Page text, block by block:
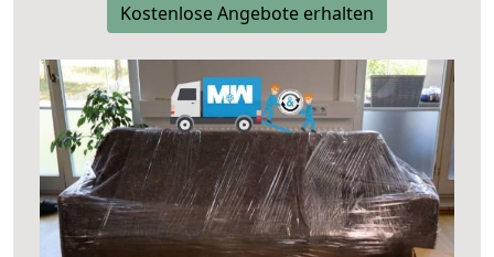
Kostenlose Angebote erhalten